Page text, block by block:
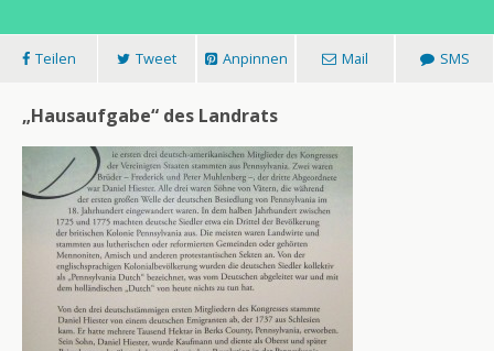
Teilen Tweet Anpinnen Mail SMS
„Hausaufgabe“ des Landrats